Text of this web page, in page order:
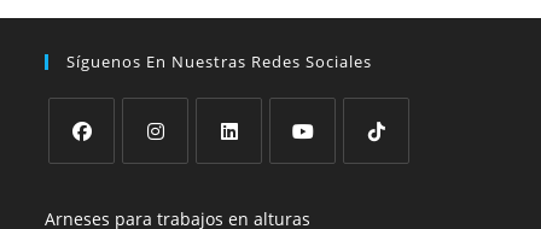
Síguenos En Nuestras Redes Sociales
abre
Arneses para trabajos en alturas